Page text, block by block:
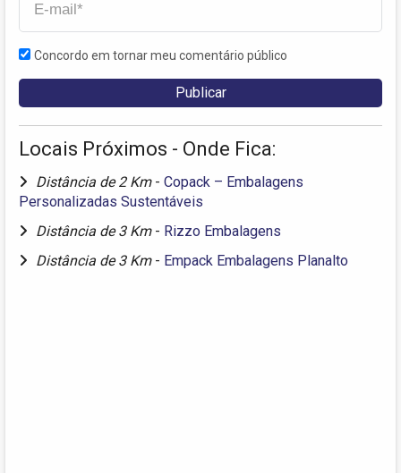
Concordo em tornar meu comentário público
Locais Próximos - Onde Fica:
Distância de 2 Km - Copack – Embalagens
Personalizadas Sustentáveis
Distância de 3 Km - Rizzo Embalagens
Distância de 3 Km - Empack Embalagens Planalto